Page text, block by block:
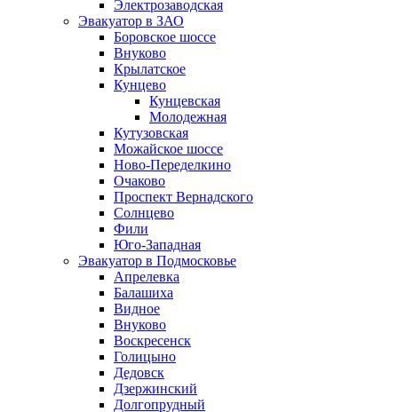
Электрозаводская
Эвакуатор в ЗАО
Боровское шоссе
Внуково
Крылатское
Кунцево
Кунцевская
Молодежная
Кутузовская
Можайское шоссе
Ново-Переделкино
Очаково
Проспект Вернадского
Солнцево
Фили
Юго-Западная
Эвакуатор в Подмосковье
Апрелевка
Балашиха
Видное
Внуково
Воскресенск
Голицыно
Дедовск
Дзержинский
Долгопрудный